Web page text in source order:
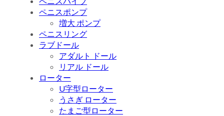
ペニスポンプ
増大 ポンプ
ペニスリング
ラブドール
アダルト ドール
リアル ドール
ローター
U字型ローター
うさぎ ローター
たまご型ローター